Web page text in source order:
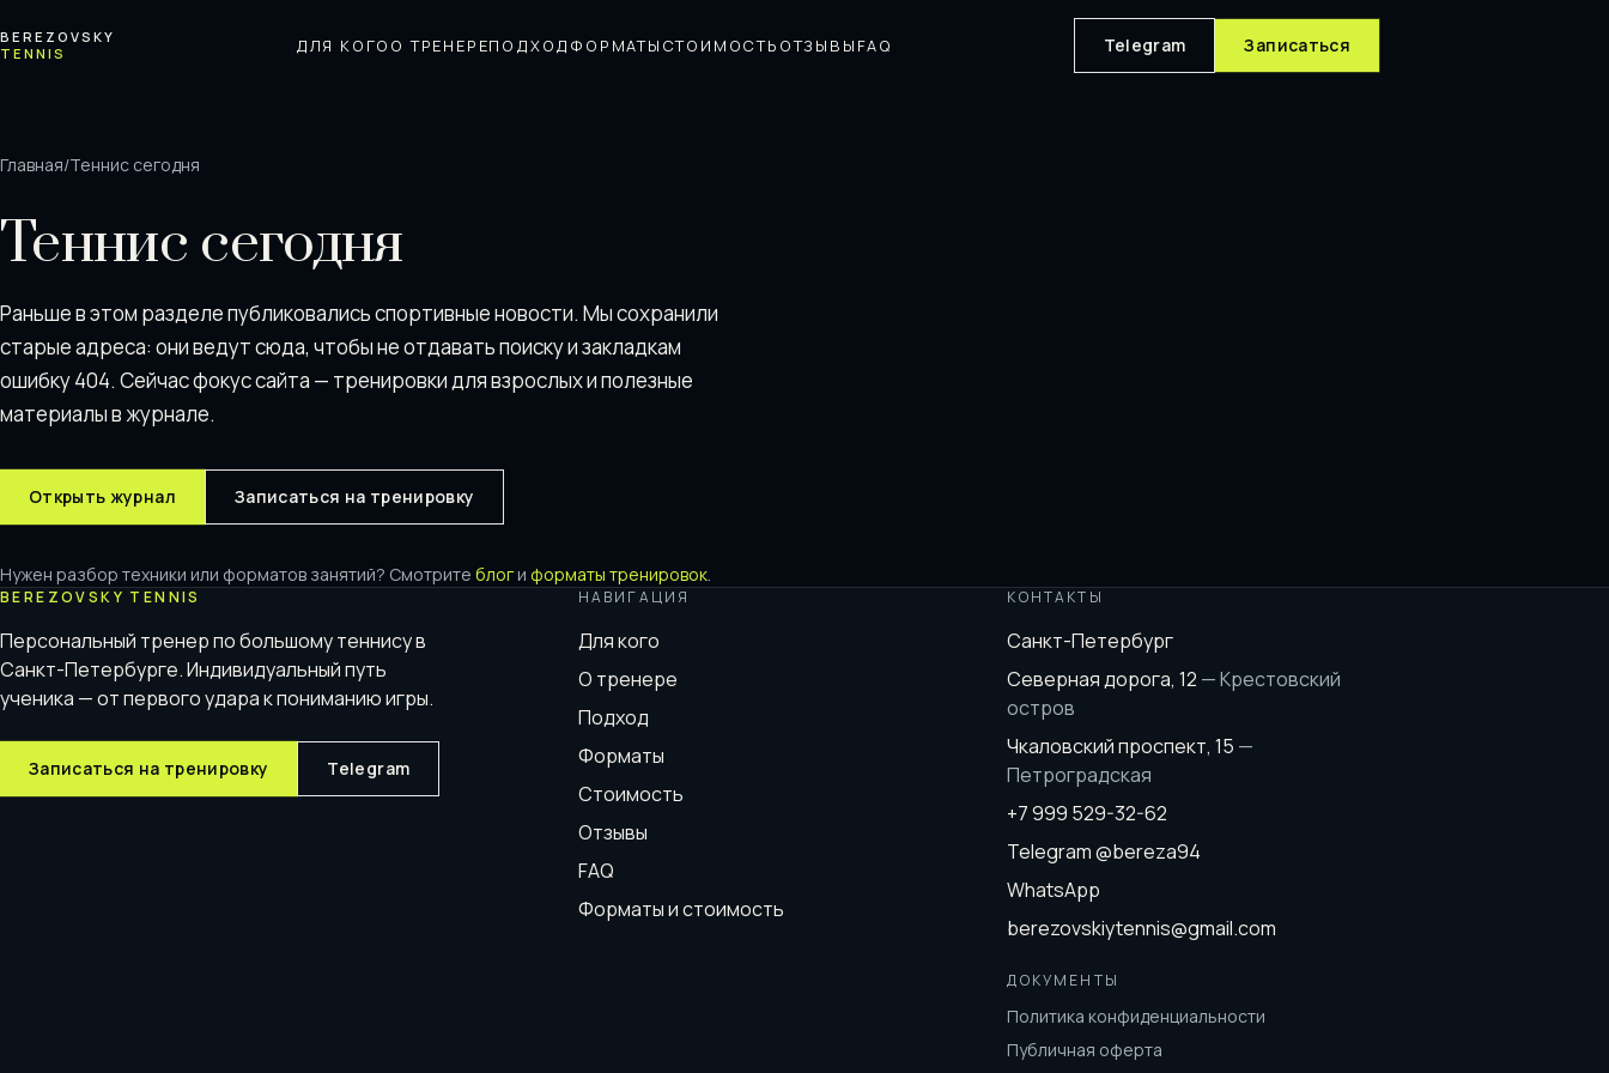
BEREZOVSKY
TENNIS
ДЛЯ КОГО О ТРЕНЕРЕПОДХОД ФОРМАТЫ СТОИМОСТЬ ОТЗЫВЫ FAQ Telegram Записаться
Главная/Теннис сегодня
Теннис сегодня
Раньше в этом разделе публиковались спортивные новости. Мы сохранили
старые адреса: они ведут сюда, чтобы не отдавать поискy и закладкам
ошибку 404. Сейчас фокус сайта — тренировки для взрослых и полезные
материалы в журнале.
Открыть журнал Записаться на тренировку
Нужен разбор техники или форматов занятий? Смотрите блог и форматы тренировок.
BEREZOVSKY TENNIS
Персональный тренер по большому теннису в
Санкт-Петербурге. Индивидуальный путь
ученика — от первого удара к пониманию игры.
Записаться на тренировку Telegram
НАВИГАЦИЯ
Для кого
О тренере
Подход
Форматы
Стоимость
Отзывы
FAQ
Форматы и стоимость
КОНТАКТЫ
Санкт-Петербург
Северная дорога, 12 —Крестовский
остров
Чкаловский проспект, 15 —
Петроградская
+7 999 529-32-62
Telegram@bereza94
WhatsApp
berezovskiytennis@gmail.com
ДОКУМЕНТЫ
Политика конфиденциальности
Публичная оферта